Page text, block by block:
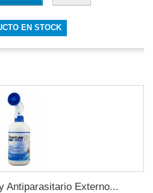
EN STOCK
Antiparasitario Externo...